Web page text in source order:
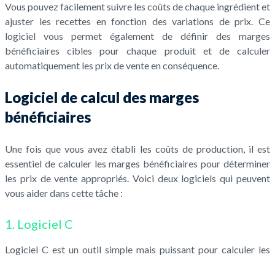
Vous pouvez facilement suivre les coûts de chaque ingrédient et
ajuster les recettes en fonction des variations de prix. Ce
logiciel vous permet également de définir des marges
bénéficiaires cibles pour chaque produit et de calculer
automatiquement les prix de vente en conséquence.
Logiciel de calcul des marges
bénéficiaires
Une fois que vous avez établi les coûts de production, il est
essentiel de calculer les marges bénéficiaires pour déterminer
les prix de vente appropriés. Voici deux logiciels qui peuvent
vous aider dans cette tâche :
1. Logiciel C
Logiciel C est un outil simple mais puissant pour calculer les